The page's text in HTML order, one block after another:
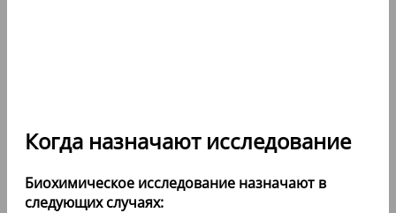
Когда назначают исследование
Биохимическое исследование назначают в
следующих случаях: